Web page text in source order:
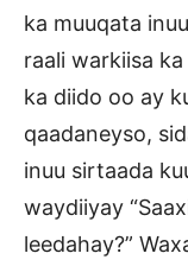
ka muuqata
raali warkiisa
ka diido oo ay
qaadaneyso,
inuu sirtaada
waydiiyay
leedahay?”